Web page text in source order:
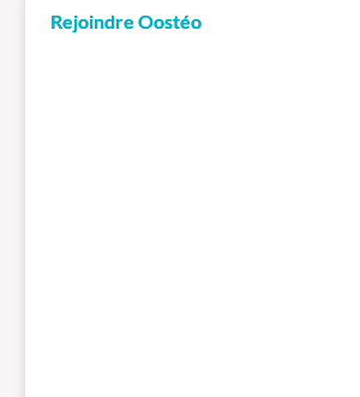
Rejoindre Oostéo